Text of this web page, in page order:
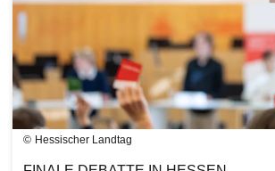
Hessischer Landtag